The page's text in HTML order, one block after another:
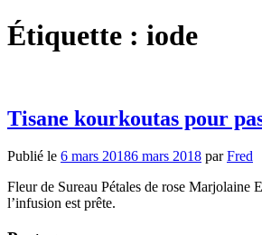
Étiquette : iode
Tisane kourkoutas pour
Publié le 6 mars 20186 mars 2018 parFred
Fleur de Sureau Pétales de rose Marjolaine
l’infusion est prête.